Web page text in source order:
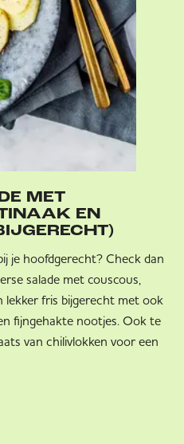
MET
EN
je hoofdgerecht? Check dan
salade met couscous,
lekker fris bijgerecht met ook
fijngehakte nootjes. Ook te
van chilivlokken voor een